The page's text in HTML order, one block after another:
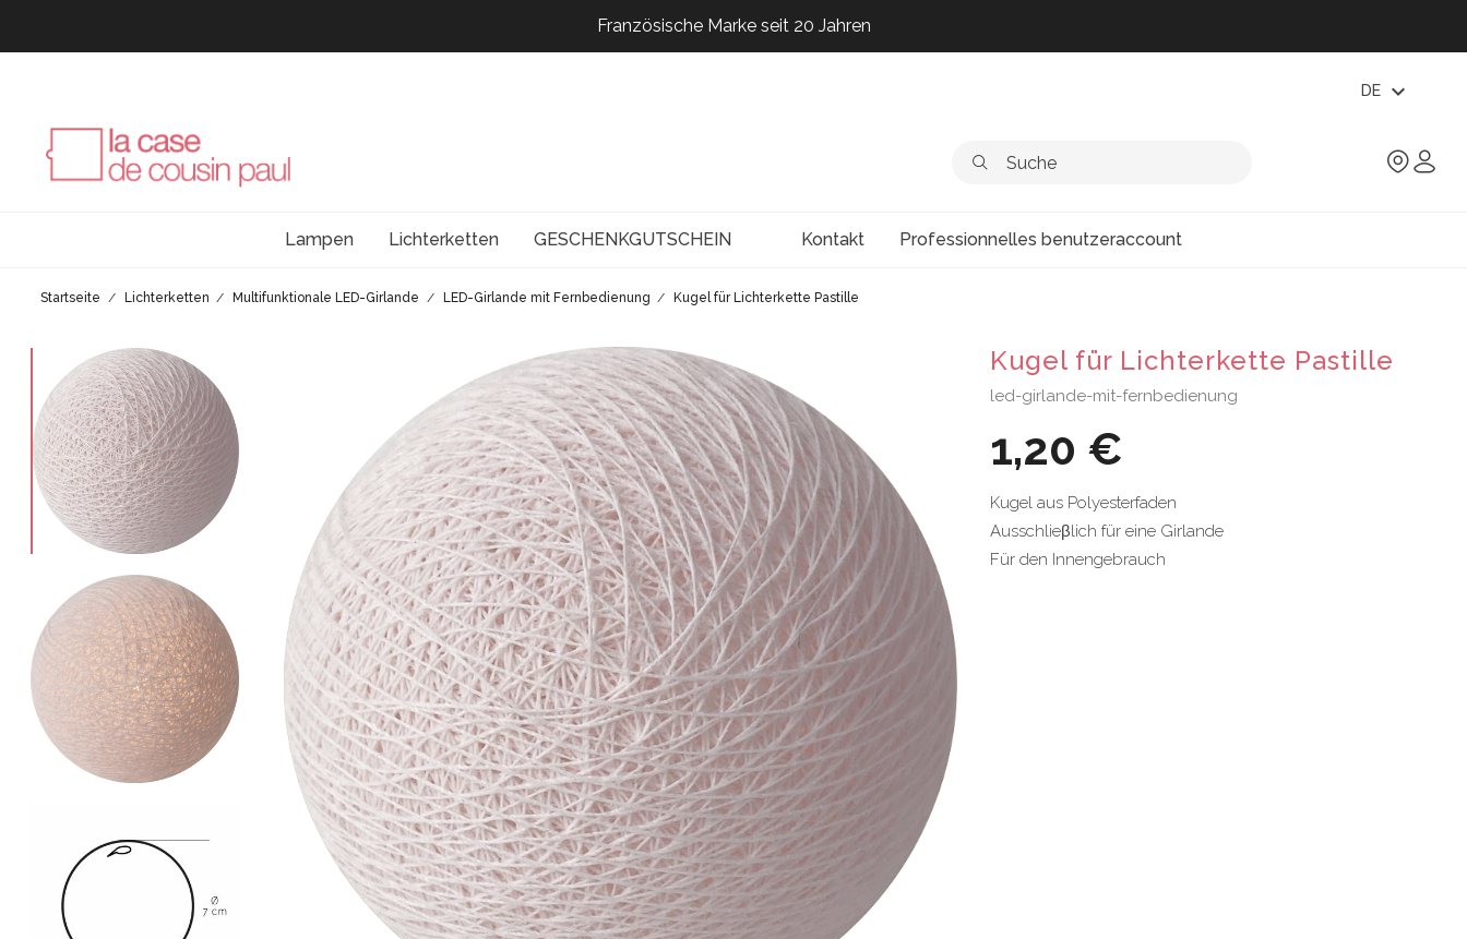
Französische Marke seit 20 Jahren
Französische Marke seit 20 Jahren
DE expand_more
Lampen Lichterketten GESCHENKGUTSCHEIN Kontakt Professionnelles benutzeraccount
Startseite Lichterketten Multifunktionale LED-Girlande LED-Girlande mit Fernbedienung Kugel für Lichterkette Pastille
Kugel für Lichterkette Pastille
led-girlande-mit-fernbedienung
1,20 €
Kugel aus Polyesterfaden
Ausschlieβlich für eine Girlande
Für den Innengebrauch